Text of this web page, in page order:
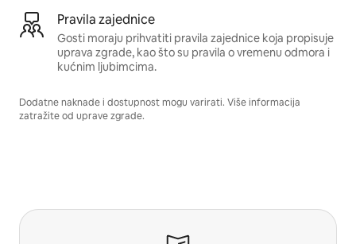
Pravila zajednice
Gosti moraju prihvatiti pravila zajednice koja propisuje
uprava zgrade, kao što su pravila o vremenu odmora i
kućnim ljubimcima.
Dodatne naknade i dostupnost mogu varirati. Više informacija
zatražite od uprave zgrade.